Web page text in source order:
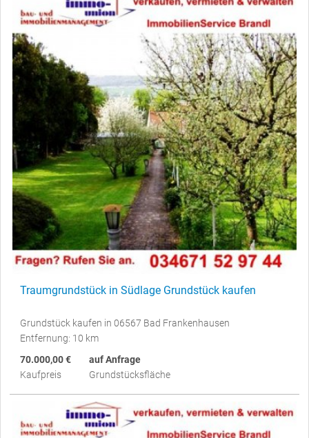
Traumgrundstück in Südlage Grundstück kaufen
Grundstück kaufen in 06567 Bad Frankenhausen
Entfernung: 10 km
70.000,00 €
Kaufpreis
auf Anfrage
Grundstücksfläche